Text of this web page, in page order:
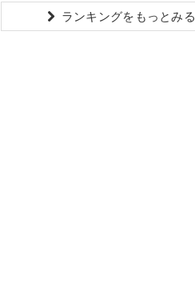
ランキングをもっとみる